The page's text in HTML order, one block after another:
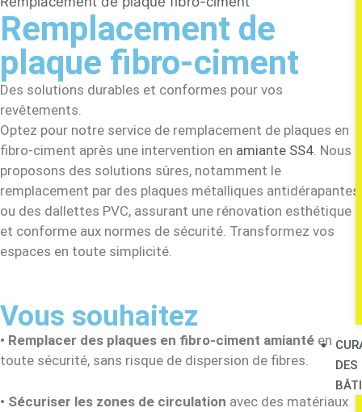
DES
Remplacement de
plaque fibro-ciment
Des solutions durables et conformes pour vos
revêtements.
Optez pour notre service de remplacement de plaques en
fibro-ciment après une intervention en amiante SS4 . Nous
proposons des solutions sûres, notamment le
remplacement par des plaques métalliques antidérapantes
ou des dallettes PVC, assurant une rénovation esthétique
et conforme aux normes de sécurité. Transformez vos
espaces en toute simplicité.
Vous souhaitez
• Remplacer des plaques en fibro-ciment amianté en
toute sécurité, sans risque de dispersion de fibres.
• Sécuriser les zones de circulation avec des matériaux